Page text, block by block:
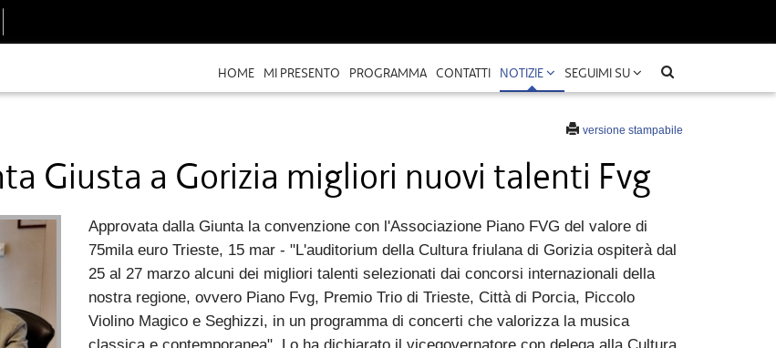
HOME MI PRESENTO PROGRAMMA CONTATTI NOTIZIE SEGUIMI SU
versione stampabile
Giusta a Gorizia migliori nuovi talenti Fvg
Approvata dalla Giunta la convenzione con l'Associazione Piano FVG del valore di
75mila euro Trieste, 15 mar - "L'auditorium della Cultura friulana di Gorizia ospiterà dal
25 al 27 marzo alcuni dei migliori talenti selezionati dai concorsi internazionali della
nostra regione, ovvero Piano Fvg, Premio Trio di Trieste, Città di Porcia, Piccolo
Violino Magico e Seghizzi, in un programma di concerti che valorizza la musica